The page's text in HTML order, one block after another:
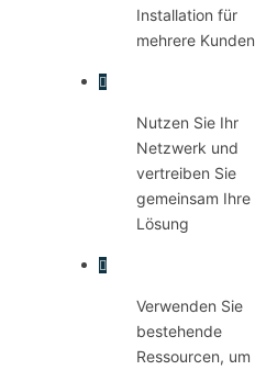
Installation für
mehrere Kunden
Nutzen Sie Ihr
Netzwerk und
vertreiben Sie
gemeinsam Ihre
Lösung
Verwenden Sie
bestehende
Ressourcen, um